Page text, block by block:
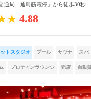
通局「通町筋電停」から徒歩30秒
4.88
トスタジオ プール サウナ スパ
プロテインラウンジ 売店 自動